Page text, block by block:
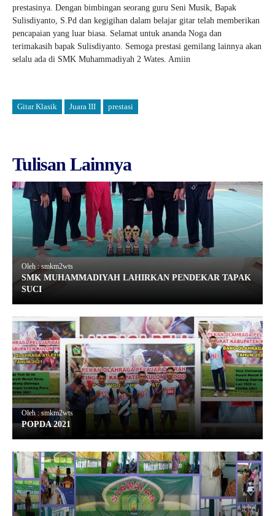
prestasinya. Dengan bimbingan seorang guru Seni Musik, Bapak
Sulisdiyanto, S.Pd dan kegigihan dalam belajar gitar telah memberikan
pencapaian yang luar biasa. Selamat untuk ananda Noga dan
terimakasih bapak Sulisdiyanto. Semoga prestasi gemilang lainnya akan
selalu ada di SMK Muhammadiyah 2 Wates. Amiin
Gitar Klasik Juara III prestasi
Tulisan Lainnya
Oleh : smkm2wts
SMK MUHAMMADIYAH LAHIRKAN PENDEKAR TAPAK
SUCI
Oleh : smkm2wts
POPDA 2021